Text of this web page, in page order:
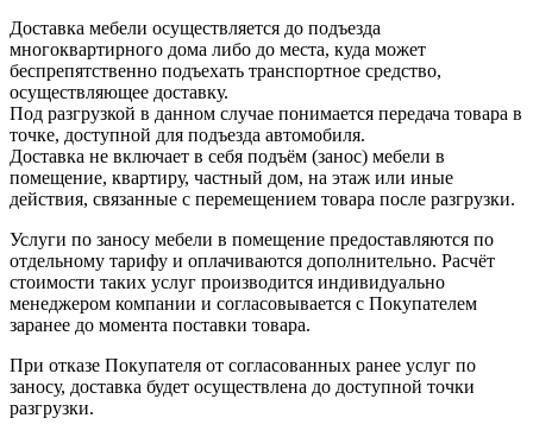
Доставка мебели осуществляется до подъезда
многоквартирного дома либо до места, куда может
беспрепятственно подъехать транспортное средство,
осуществляющее доставку.
Под разгрузкой в данном случае понимается передача товара в
точке, доступной для подъезда автомобиля.
Доставка не включает в себя подъём (занос) мебели в
помещение, квартиру, частный дом, на этаж или иные
действия, связанные с перемещением товара после разгрузки.
Услуги по заносу мебели в помещение предоставляются по
отдельному тарифу и оплачиваются дополнительно. Расчёт
стоимости таких услуг производится индивидуально
менеджером компании и согласовывается с Покупателем
заранее до момента поставки товара.
При отказе Покупателя от согласованных ранее услуг по
заносу, доставка будет осуществлена до доступной точки
разгрузки.